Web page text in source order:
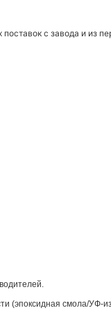
(эпоксидная смола/УФ-